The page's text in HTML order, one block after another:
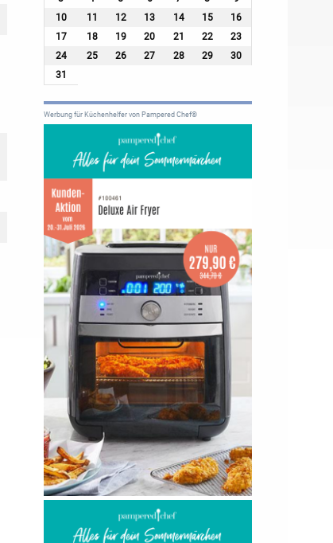
10
11 12 13 14 15
16
17
18 19 20 21 22
23
24
25 26 27 28 29
30
31
Werbung für Küchenhelfer von Pampered Chef®